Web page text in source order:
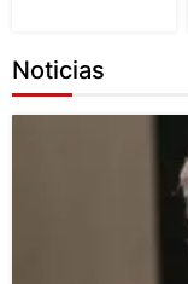
Noticias